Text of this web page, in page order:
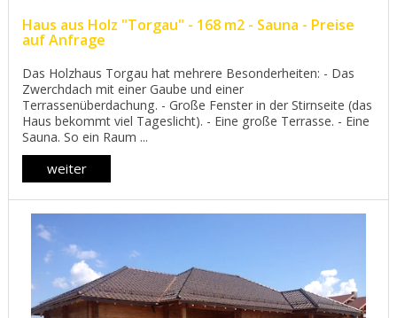
Haus aus Holz "Torgau" - 168 m2 - Sauna - Preise
auf Anfrage
Das Holzhaus Torgau hat mehrere Besonderheiten: - Das
Zwerchdach mit einer Gaube und einer
Terrassenüberdachung. - Große Fenster in der Stirnseite (das
Haus bekommt viel Tageslicht). - Eine große Terrasse. - Eine
Sauna. So ein Raum ...
weiter